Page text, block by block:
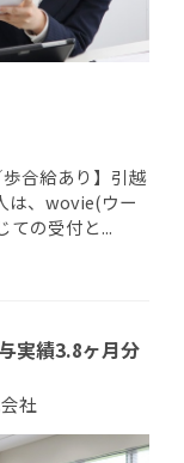
合給あり】引越
は、wovie(ウー
ての受付と...
実績3.8ヶ月分
社